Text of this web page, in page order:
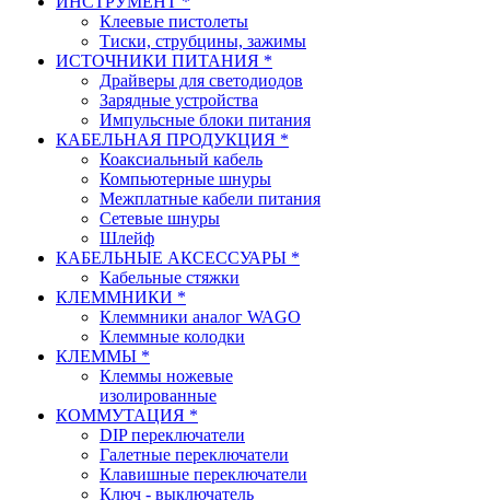
Клеевые пистолеты
Тиски, струбцины, зажимы
ИСТОЧНИКИ ПИТАНИЯ *
Драйверы для светодиодов
Зарядные устройства
Импульсные блоки питания
КАБЕЛЬНАЯ ПРОДУКЦИЯ *
Коаксиальный кабель
Компьютерные шнуры
Межплатные кабели питания
Сетевые шнуры
Шлейф
КАБЕЛЬНЫЕ АКСЕССУАРЫ *
Кабельные стяжки
КЛЕММНИКИ *
Клеммники аналог WAGO
Клеммные колодки
КЛЕММЫ *
Клеммы ножевые
изолированные
КОММУТАЦИЯ *
DIP переключатели
Галетные переключатели
Клавишные переключатели
Ключ - выключатель